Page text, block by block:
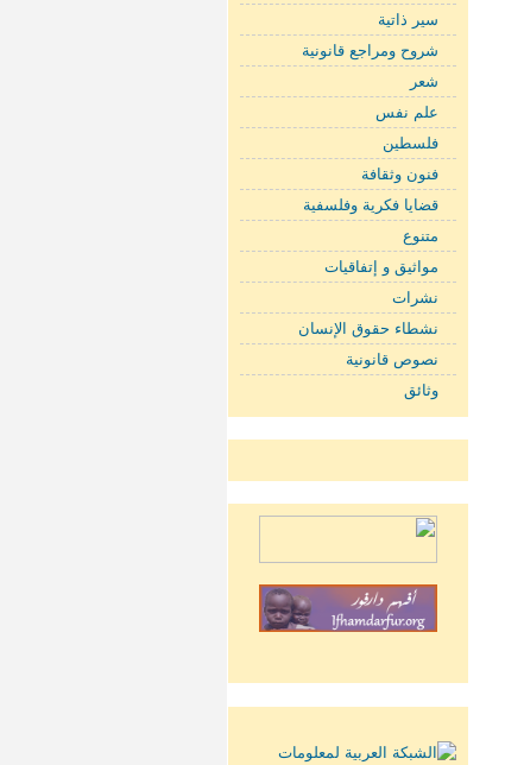
سير ذاتية
شروح ومراجع قانونية
شعر
علم نفس
فلسطين
فنون وثقافة
قضايا فكرية وفلسفية
متنوع
مواثيق و إتفاقيات
نشرات
نشطاء حقوق الإنسان
نصوص قانونية
وثائق